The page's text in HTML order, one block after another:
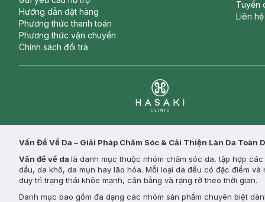
Hướng dẫn đặt hàng
Phương thức thanh toán
Phương thức vận chuyển
Chính sách đổi trả
Tuyển
Liên hệ
Vấn Đề Về Da – Giải Pháp Chăm Sóc & Cải Thiện Làn Da Toàn
Vấn đề về da là danh mục thuộc nhóm chăm sóc da, tập hợp
dầu, da khô, da mụn hay lão hóa. Mỗi loại da đều có đặc điểm
duy trì trạng thái khỏe mạnh, cân bằng và rạng rỡ theo thời gian.
Danh mục bao gồm đa dạng các nhóm sản phẩm chuyên biệt